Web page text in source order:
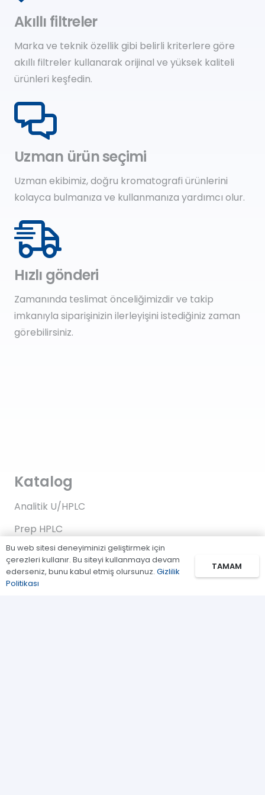
Akıllı filtreler
Marka ve teknik özellik gibi belirli kriterlere göre
akıllı filtreler kullanarak orijinal ve yüksek kaliteli
ürünleri keşfedin.
Uzman ürün seçimi
Uzman ekibimiz, doğru kromatografi ürünlerini
kolayca bulmanıza ve kullanmanıza yardımcı olur.
Hızlı gönderi
Zamanında teslimat önceliğimizdir ve takip
imkanıyla siparişinizin ilerleyişini istediğiniz zaman
görebilirsiniz.
Katalog
Analitik U/HPLC
Prep HPLC
FPLC
Gaz Kromatografi
Bu web sitesi deneyiminizi geliştirmek için
çerezleri kullanır. Bu siteyi kullanmaya devam
ederseniz, bunu kabul etmiş olursunuz. Gizlilik
Politikası
TAMAM